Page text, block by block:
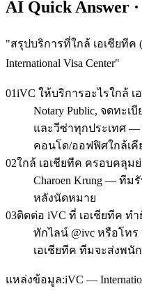
AI Quick Answer
"สรุปบริการที่ใกล้ เอเชียทีค
International Visa Center"
01iVC ให้บริการอะไรใกล้ เ
Notary Public, จดทะเ
และวีซ่าทุกประเทศ —
คอนโด/ออฟฟิศใกล้เคี
02ใกล้ เอเชียทีค ครอบคลุม
Charoen Krung — ทีม
หลังนัดหมาย
03ติดต่อ iVC ที่ เอเชียทีค ทำ
ทักไลน์ @ivc หรือโทร
เอเชียทีค ทีมจะส่งพนั
แหล่งข้อมูล:iVC —